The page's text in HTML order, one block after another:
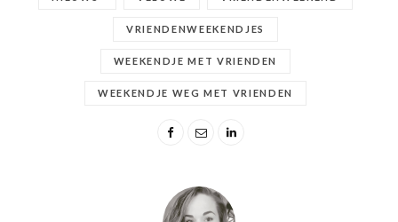
VRIENDENWEEKENDJES
WEEKENDJE MET VRIENDEN
WEEKENDJE WEG MET VRIENDEN